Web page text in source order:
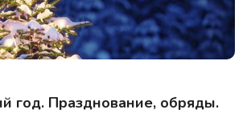
год. Празднование, обряды.